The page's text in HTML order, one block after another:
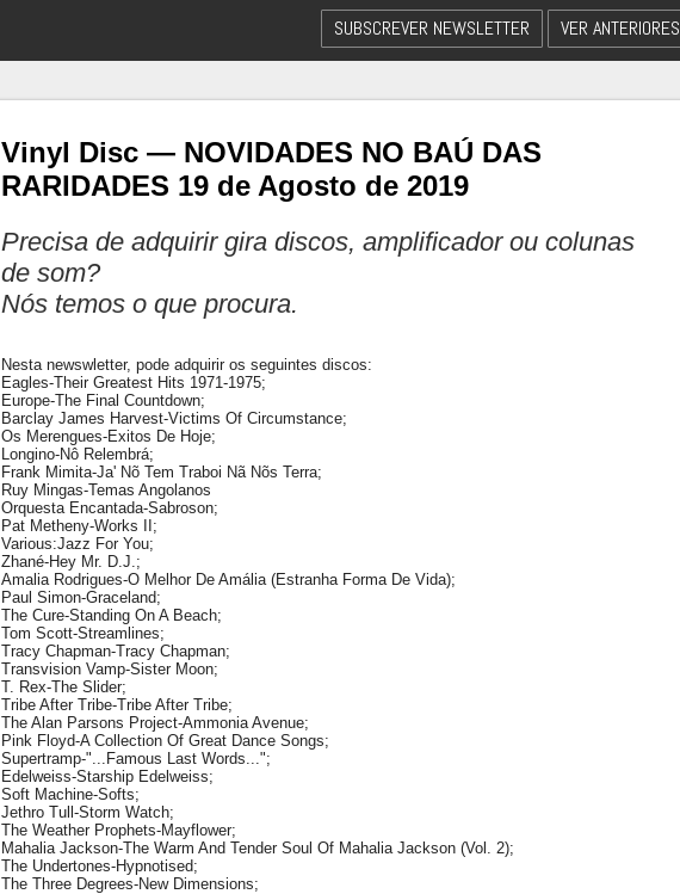
SUBSCREVER NEWSLETTER VER ANTERIORES
Vinyl Disc — NOVIDADES NO BAÚ DAS
RARIDADES 19 de Agosto de 2019
Precisa de adquirir gira discos, amplificador ou colunas
de som?
Nós temos o que procura.
Nesta newswletter, pode adquirir os seguintes discos:
Eagles-Their Greatest Hits 1971-1975;
Europe-The Final Countdown;
Barclay James Harvest-Victims Of Circumstance;
Os Merengues-Exitos De Hoje;
Longino-Nô Relembrá;
Frank Mimita-Ja' Nõ Tem Traboi Nã Nõs Terra;
Ruy Mingas-Temas Angolanos
Orquesta Encantada-Sabroson;
Pat Metheny-Works II;
Various:Jazz For You;
Zhané-Hey Mr. D.J.;
Amalia Rodrigues-O Melhor De Amália (Estranha Forma De Vida);
Paul Simon-Graceland;
The Cure-Standing On A Beach;
Tom Scott-Streamlines;
Tracy Chapman-Tracy Chapman;
Transvision Vamp-Sister Moon;
T. Rex-The Slider;
Tribe After Tribe-Tribe After Tribe;
The Alan Parsons Project-Ammonia Avenue;
Pink Floyd-A Collection Of Great Dance Songs;
Supertramp-"...Famous Last Words...";
Edelweiss-Starship Edelweiss;
Soft Machine-Softs;
Jethro Tull-Storm Watch;
The Weather Prophets-Mayflower;
Mahalia Jackson-The Warm And Tender Soul Of Mahalia Jackson (Vol. 2);
The Undertones-Hypnotised;
The Three Degrees-New Dimensions;